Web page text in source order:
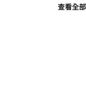
查看全部